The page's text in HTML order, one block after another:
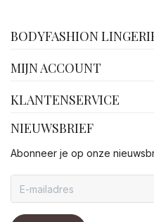
BODYFASHION
MIJN ACCOUNT
KLANTENSERVICE
NIEUWSBRIEF
Abonneer je op onze